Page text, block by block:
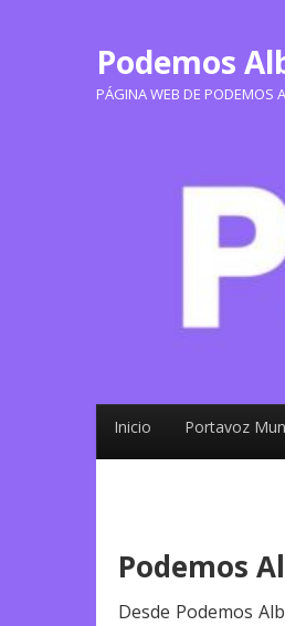
Podemos
PÁGINA WEB DE PODEMOS
Inicio Portavoz
Podemos
Desde Podemos